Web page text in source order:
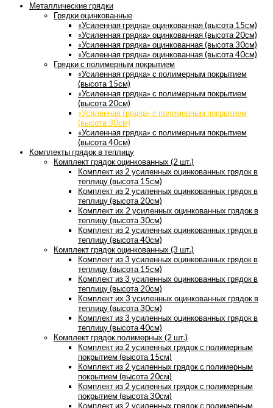
Металлические грядки
Грядки оцинкованные
«Усиленная грядка» оцинкованная (высота 15см)
«Усиленная грядка» оцинкованная (высота 20см)
«Усиленная грядка» оцинкованная (высота 30см)
«Усиленная грядка» оцинкованная (высота 40см)
Грядки с полимерным покрытием
«Усиленная грядка» с полимерным покрытием
(высота 15см)
«Усиленная грядка» с полимерным покрытием
(высота 20см)
«Усиленная грядка» с полимерным покрытием
(высота 30см)
«Усиленная грядка» с полимерным покрытием
(высота 40см)
Комплекты грядок в теплицу
Комплект грядок оцинкованных (2 шт.)
Комплект из 2 усиленных оцинкованных грядок в
теплицу (высота 15см)
Комплект из 2 усиленных оцинкованных грядок в
теплицу (высота 20см)
Комплект их 2 усиленных оцинкованных грядок в
теплицу (высота 30см)
Комплект из 2 усиленных оцинкованных грядок в
теплицу (высота 40см)
Комплект грядок оцинкованных (3 шт.)
Комплект из 3 усиленных оцинкованных грядок в
теплицу (высота 15см)
Комплект из 3 усиленных оцинкованных грядок в
теплицу (высота 20см)
Комплект их 3 усиленных оцинкованных грядок в
теплицу (высота 30см)
Комплект из 3 усиленных оцинкованных грядок в
теплицу (высота 40см)
Комплект грядок полимерных (2 шт.)
Комплект из 2 усиленных грядок с полимерным
покрытием (высота 15см)
Комплект из 2 усиленных грядок с полимерным
покрытием (высота 20см)
Комплект из 2 усиленных грядок с полимерным
покрытием (высота 30см)
Комплект из 2 усиленных грядок с полимерным